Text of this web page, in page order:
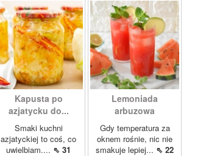
Kapusta po
azjatycku do...
Smaki kuchni
azjatyckiej to coś, co
uwielbiam.... ⇖ 31
Lemoniada
arbuzowa
Gdy temperatura za
oknem rośnie, nic nie
smakuje lepiej... ⇖ 22